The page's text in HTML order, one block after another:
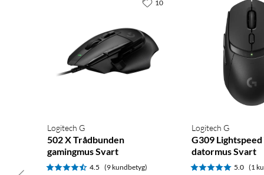
Logitech G
502 X Trådbunden
gamingmus Svart
4.5 (9 kundbetyg)
10
Logitech G
G309
datormus Svart
5.0 (1